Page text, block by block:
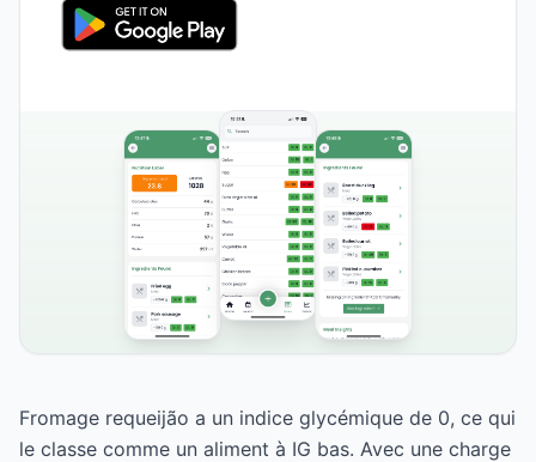
Fromage requeijão a un indice glycémique de 0, ce qui
le classe comme un aliment à IG bas. Avec une charge